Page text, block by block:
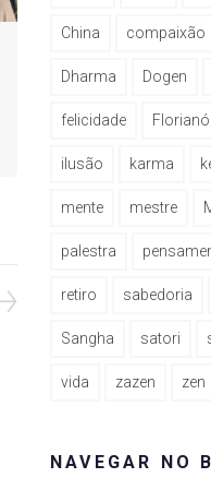
China compaixão
Dharma Dogen
felicidade
ilusão karma
mente mestre
palestra
retiro sabedoria
Sangha satori
vida zazen zen
NAVEGAR NO